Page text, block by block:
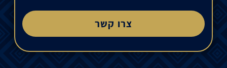
צרו קשר